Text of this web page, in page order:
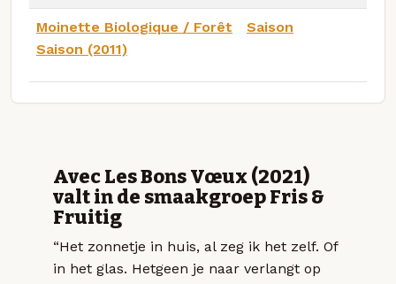
Moinette Biologique / Forêt
Saison (2011)
Saison
Avec Les Bons Vœux (2021)
valt in de smaakgroep Fris &
Fruitig
“Het zonnetje in huis, al zeg ik het zelf. Of
in het glas. Hetgeen je naar verlangt op